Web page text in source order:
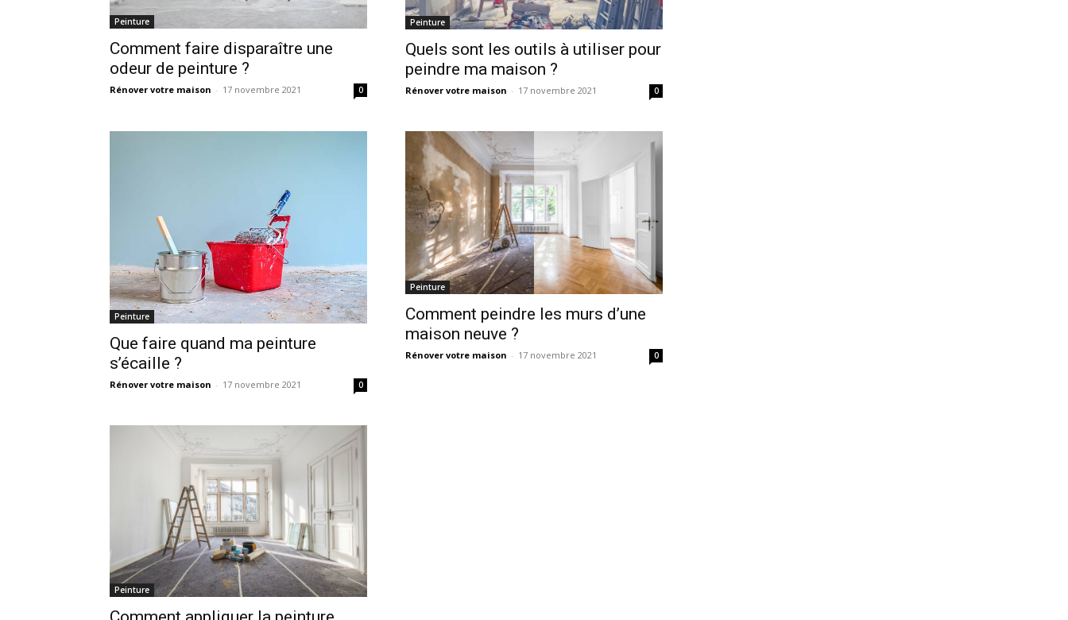
Peinture
Comment faire disparaître une
odeur de peinture ?
Rénover votre maison - 17 novembre 2021 0
Peinture
Quels sont les outils à utiliser pour
peindre ma maison ?
Rénover votre maison - 17 novembre 2021 0
Peinture
Que faire quand ma peinture
s’écaille ?
Rénover votre maison - 17 novembre 2021 0
Peinture
Comment peindre les murs d’une
maison neuve ?
Rénover votre maison - 17 novembre 2021 0
Peinture